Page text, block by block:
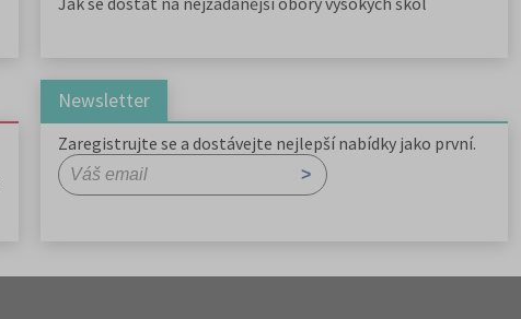
Newsletter
Zaregistrujte se a dostávejte nejlepší nabídky jako první.